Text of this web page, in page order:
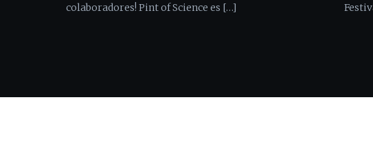
colaboradores! Pint of Science es […]